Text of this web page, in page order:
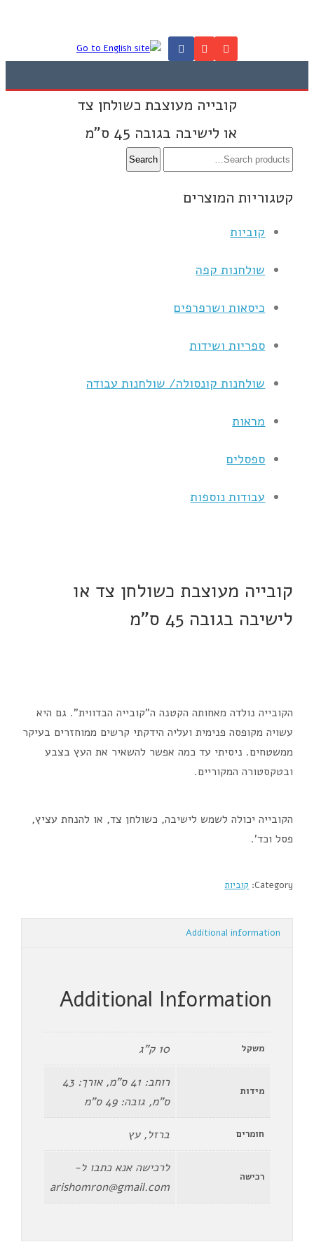
קובייה מעוצבת כשולחן צד
או לישיבה בגובה 45 ס”מ
קטגוריות המוצרים
קוביות
שולחנות קפה
כיסאות ושרפרפים
ספריות ושידות
שולחנות קונסולה/ שולחנות עבודה
מראות
ספסלים
עבודות נוספות
קובייה מעוצבת כשולחן צד או
לישיבה בגובה 45 ס”מ
הקובייה נולדה מאחותה הקטנה ה”קובייה הבדווית”. גם היא
עשויה מקופסה פנימית ועליה הידקתי קרשים ממוחזרים בעיקר
ממשטחים. ניסיתי עד כמה אפשר להשאיר את העץ בצבע
ובטקסטורה המקוריים.
הקובייה יכולה לשמש לישיבה, כשולחן צד, או להנחת עציץ,
פסל וכד'.
Category: קוביות
Additional information
Additional Information
משקל 10 ק"ג
מידות
רוחב: 41 ס"מ, אורך: 43
ס"מ, גובה: 49 ס"מ
חומרים ברזל, עץ
רכישה
לרכישה אנא כתבו ל-
arishomron@gmail.com